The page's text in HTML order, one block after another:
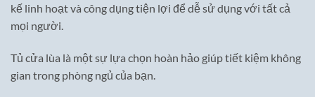
kế linh hoạt và công dụng tiện lợi để dễ sử dụng với tất cả
mọi người.
Tủ cửa lùa là một sự lựa chọn hoàn hảo giúp tiết kiệm không
gian trong phòng ngủ của bạn.